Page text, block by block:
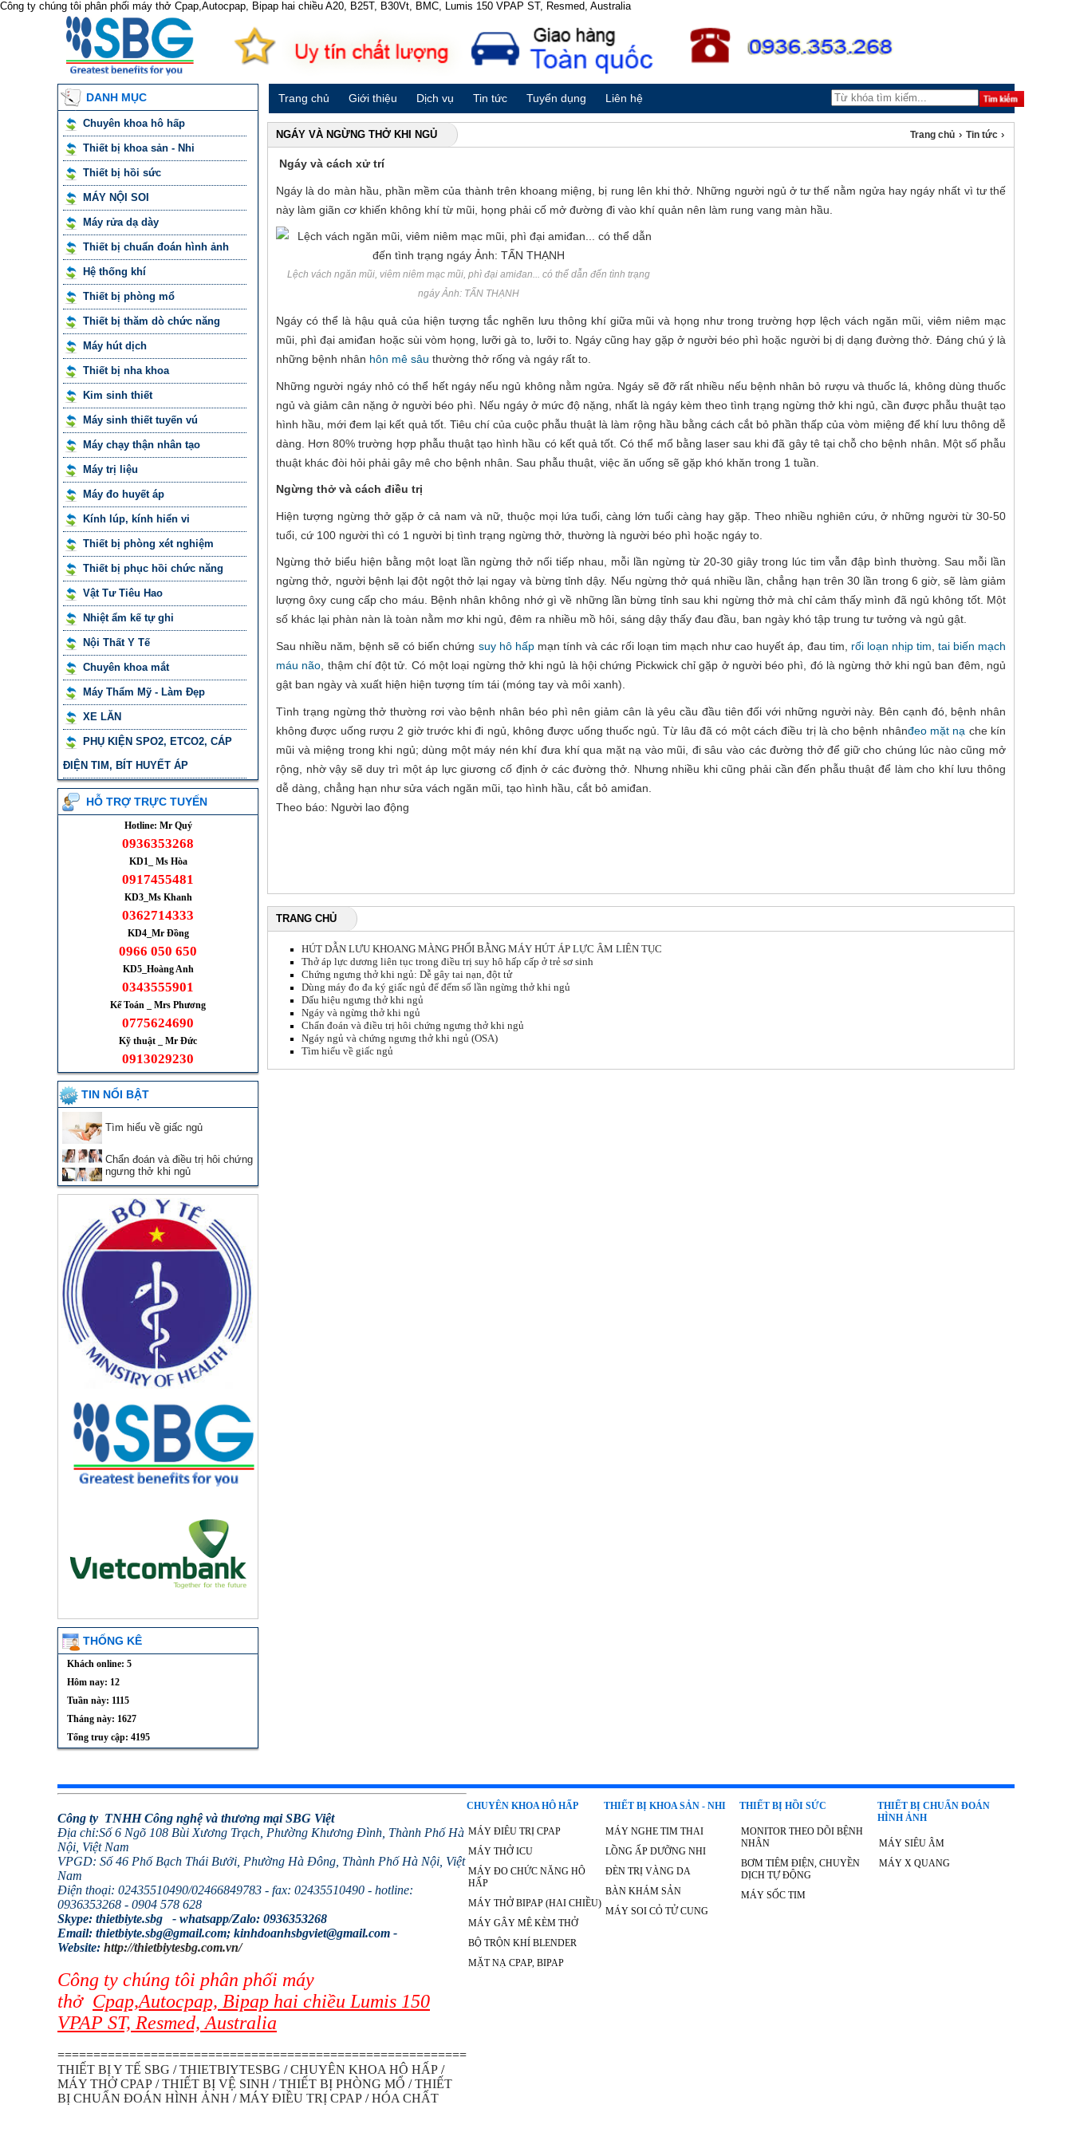
Công ty chúng tôi phân phối máy thở Cpap,Autocpap, Bipap hai chiều A20, B25T, B30Vt, BMC, Lumis 150 VPAP ST, Resmed, Australia
DANH MỤC
Chuyên khoa hô hấp
Thiết bị khoa sản - Nhi
Thiết bị hồi sức
MÁY NỘI SOI
Máy rửa dạ dày
Thiết bị chuẩn đoán hình ảnh
Hệ thống khí
Thiết bị phòng mổ
Thiết bị thăm dò chức năng
Máy hút dịch
Thiết bị nha khoa
Kim sinh thiết
Máy sinh thiết tuyến vú
Máy chạy thận nhân tạo
Máy trị liệu
Máy đo huyết áp
Kính lúp, kính hiển vi
Thiết bị phòng xét nghiệm
Thiết bị phục hồi chức năng
Vật Tư Tiêu Hao
Nhiệt ẩm kế tự ghi
Nội Thất Y Tế
Chuyên khoa mắt
Máy Thẩm Mỹ - Làm Đẹp
XE LĂN
PHỤ KIỆN SPO2, ETCO2, CÁP
ĐIỆN TIM, BÍT HUYẾT ÁP
HỖ TRỢ TRỰC TUYẾN
Hotline: Mr Quý
0936353268
KD1_ Ms Hòa
0917455481
KD3_Ms Khanh
0362714333
KD4_Mr Đồng
0966 050 650
KD5_Hoàng Anh
0343555901
Kế Toán _ Mrs Phương
0775624690
Kỹ thuật _ Mr Đức
0913029230
TIN NỔI BẬT
Tìm hiểu về giấc ngủ
Chẩn đoán và điều trị hôi chứng
ngưng thở khi ngủ
THỐNG KÊ
Khách online: 5
Hôm nay: 12
Tuần này: 1115
Tháng này: 1627
Tổng truy cập: 4195
Trang chủ Giới thiệu Dịch vụ Tin tức Tuyển dụng Liên hệ
NGÁY VÀ NGỪNG THỞ KHI NGỦ Trang chủ › Tin tức ›
Ngáy và cách xử trí
Ngáy là do màn hầu, phần mềm của thành trên khoang miệng, bị rung lên khi thở. Những người ngủ ở tư thế nằm ngửa hay ngáy nhất vì tư thế
này làm giãn cơ khiến không khí từ mũi, họng phải cố mở đường đi vào khí quản nên làm rung vang màn hầu.
Lệch vách ngăn mũi, viêm niêm mạc mũi, phì đại amiđan... có thể dẫn đến tình trạng
ngáy Ảnh: TẤN THẠNH
Ngáy có thể là hậu quả của hiện tượng tắc nghẽn lưu thông khí giữa mũi và họng như trong trường hợp lệch vách ngăn mũi, viêm niêm mạc
mũi, phì đại amiđan hoặc sùi vòm họng, lưỡi gà to, lưỡi to. Ngáy cũng hay gặp ở người béo phì hoặc người bị dị dạng đường thở. Đáng chú ý là
những bệnh nhân hôn mê sâu thường thở rống và ngáy rất to.
Những người ngáy nhỏ có thể hết ngáy nếu ngủ không nằm ngửa. Ngáy sẽ đỡ rất nhiều nếu bệnh nhân bỏ rượu và thuốc lá, không dùng thuốc
ngủ và giảm cân nặng ở người béo phì. Nếu ngáy ở mức độ nặng, nhất là ngáy kèm theo tình trạng ngừng thở khi ngủ, cần được phẫu thuật tạo
hình hầu, mới đem lại kết quả tốt. Tiêu chí của cuộc phẫu thuật là làm rộng hầu bằng cách cắt bỏ phần thấp của vòm miệng để khí lưu thông dễ
dàng. Hơn 80% trường hợp phẫu thuật tạo hình hầu có kết quả tốt. Có thể mổ bằng laser sau khi đã gây tê tại chỗ cho bệnh nhân. Một số phẫu
thuật khác đòi hỏi phải gây mê cho bệnh nhân. Sau phẫu thuật, việc ăn uống sẽ gặp khó khăn trong 1 tuần.
Ngừng thở và cách điều trị
Hiện tượng ngừng thở gặp ở cả nam và nữ, thuộc mọi lứa tuổi, càng lớn tuổi càng hay gặp. Theo nhiều nghiên cứu, ở những người từ 30-50
tuổi, cứ 100 người thì có 1 người bị tình trạng ngừng thở, thường là người béo phì hoặc ngáy to.
Ngừng thở biểu hiện bằng một loạt lần ngừng thở nối tiếp nhau, mỗi lần ngừng từ 20-30 giây trong lúc tim vẫn đập bình thường. Sau mỗi lần
ngừng thở, người bệnh lại đột ngột thở lại ngay và bừng tỉnh dậy. Nếu ngừng thở quá nhiều lần, chẳng hạn trên 30 lần trong 6 giờ, sẽ làm giảm
lượng ôxy cung cấp cho máu. Bệnh nhân không nhớ gì về những lần bừng tỉnh sau khi ngừng thở mà chỉ cảm thấy mình đã ngủ không tốt. Một
số khác lại phàn nàn là toàn nằm mơ khi ngủ, đêm ra nhiều mồ hôi, sáng dậy thấy đau đầu, ban ngày khó tập trung tư tưởng và ngủ gật.
Sau nhiều năm, bệnh sẽ có biến chứng suy hô hấpmạn tính và các rối loạn tim mạch như cao huyết áp, đau tim, rối loạn nhịp tim tai biến mạch
máu não , thậm chí đột tử. Có một loại ngừng thở khi ngủ là hội chứng Pickwick chỉ gặp ở người béo phì, đó là ngừng thở khi ngủ ban đêm, ngủ
gật ban ngày và xuất hiện hiện tượng tím tái (móng tay và môi xanh).
Tình trạng ngừng thở thường rơi vào bệnh nhân béo phì nên giảm cân là yêu cầu đầu tiên đối với những người này. Bên cạnh đó, bệnh nhân
không được uống rượu 2 giờ trước khi đi ngủ, không được uống thuốc ngủ. Từ lâu đã có một cách điều trị là cho bệnh nhânđeo mặt nạ che kín
mũi và miệng trong khi ngủ; dùng một máy nén khí đưa khí qua mặt nạ vào mũi, đi sâu vào các đường thở để giữ cho chúng lúc nào cũng mở
rộng, nhờ vậy sẽ duy trì một áp lực giương cố định ở các đường thở. Nhưng nhiều khi cũng phải cần đến phẫu thuật để làm cho khí lưu thông
dễ dàng, chẳng hạn như sửa vách ngăn mũi, tạo hình hầu, cắt bỏ amiđan.
Theo báo: Người lao động
TRANG CHỦ
HÚT DẪN LƯU KHOANG MÀNG PHỔI BẰNG MÁY HÚT ÁP LỰC ÂM LIÊN TỤC
Thở áp lực dương liên tục trong điều trị suy hô hấp cấp ở trẻ sơ sinh
Chứng ngưng thở khi ngủ: Dễ gây tai nạn, đột tử
Dùng máy đo đa ký giấc ngủ để đếm số lần ngừng thở khi ngủ
Dấu hiệu ngưng thở khi ngủ
Ngáy và ngừng thở khi ngủ
Chẩn đoán và điều trị hôi chứng ngưng thở khi ngủ
Ngáy ngủ và chứng ngưng thở khi ngủ (OSA)
Tìm hiểu về giấc ngủ
Công ty TNHH Công nghệ và thương mại SBG Việt
Địa chỉ:Số 6 Ngõ 108 Bùi Xương Trạch, Phường Khương Đình, Thành Phố Hà
Nội, Việt Nam
VPGD: Số 46 Phố Bạch Thái Bưởi, Phường Hà Đông, Thành Phố Hà Nội, Việt
Nam
Điện thoại: 02435510490/02466849783 - fax: 02435510490 - hotline:
0936353268 - 0904 578 628
Skype: thietbiyte.sbg - whatsapp/Zalo: 0936353268
Email: thietbiyte.sbg@gmail.com; kinhdoanhsbgviet@gmail.com -
Website: http://thietbiytesbg.com.vn/
Công ty chúng tôi phân phối máy
thở Cpap,Autocpap, Bipap hai chiều Lumis 150
VPAP ST, Resmed, Australia
=========================================================
THIẾT BỊ Y TẾ SBG /THIETBIYTESBG /CHUYÊN KHOA HÔ HẤP /
MÁY THỞ CPAP /THIẾT BỊ VỆ SINH /THIẾT BỊ PHÒNG MỔ /THIẾT
BỊ CHUẨN ĐOÁN HÌNH ẢNH /MÁY ĐIỀU TRỊ CPAP /HÓA CHẤT
CHUYÊN KHOA HÔ HẤP
MÁY ĐIÊU TRỊ CPAP
MÁY THỞ ICU
MÁY ĐO CHỨC NĂNG HÔ
HẤP
MÁY THỞ BIPAP (HAI CHIỀU)
MÁY GÂY MÊ KÈM THỞ
BỘ TRỘN KHÍ BLENDER
MẶT NẠ CPAP, BIPAP
THIẾT BỊ KHOA SẢN - NHI
MÁY NGHE TIM THAI
LỒNG ẤP DƯỠNG NHI
ĐÈN TRỊ VÀNG DA
BÀN KHÁM SẢN
MÁY SOI CỎ TỬ CUNG
THIẾT BỊ HỒI SỨC
MONITOR THEO DÕI BỆNH
NHÂN
BƠM TIÊM ĐIỆN, CHUYỀN
DỊCH TỰ ĐỘNG
MÁY SỐC TIM
THIẾT BỊ CHUẨN ĐOÁN
HÌNH ẢNH
MÁY SIÊU ÂM
MÁY X QUANG